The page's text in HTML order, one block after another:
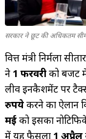
सरकार ने छूट की अधिकतम
वित्त मंत्री निर्मला
ने 1 फरवरीको बजट में
लीव इनकैशमेंट पर
रुपयेकरने का ऐलान
मईको इसका
में यह फैसला 1 अप्रैल